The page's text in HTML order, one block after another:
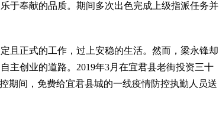
于奉献的品质。期间多次出色完成上级指派任务并
正式的工作，过上安稳的生活。然而，梁永锋却
主创业的道路。2019年3月在宜君县老街投资三十
期间，免费给宜君县城的一线疫情防控执勤人员送